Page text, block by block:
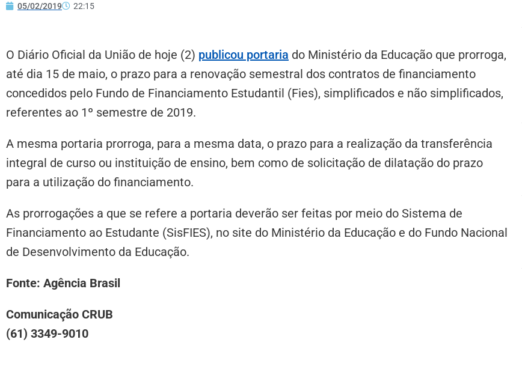
05/02/2019 22:15
O Diário Oficial da União de hoje (2) publicou portaria do Ministério da Educação que prorroga,
até dia 15 de maio, o prazo para a renovação semestral dos contratos de financiamento
concedidos pelo Fundo de Financiamento Estudantil (Fies), simplificados e não simplificados,
referentes ao 1º semestre de 2019.
A mesma portaria prorroga, para a mesma data, o prazo para a realização da transferência
integral de curso ou instituição de ensino, bem como de solicitação de dilatação do prazo
para a utilização do financiamento.
As prorrogações a que se refere a portaria deverão ser feitas por meio do Sistema de
Financiamento ao Estudante (SisFIES), no site do Ministério da Educação e do Fundo Nacional
de Desenvolvimento da Educação.
Fonte: Agência Brasil
Comunicação CRUB
(61) 3349-9010